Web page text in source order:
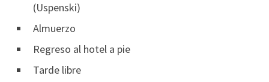
(Uspenski)
Almuerzo
Regreso al hotel a pie
Tarde libre